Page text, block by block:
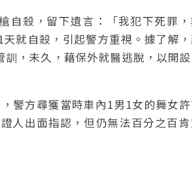
自殺，留下遺言：「我犯下死罪
就自殺，引起警方重視。據了解
，未久，藉保外就醫逃脫，以開
警方尋獲當時車內1男1女的舞女許
人出面指認，但仍無法百分之百